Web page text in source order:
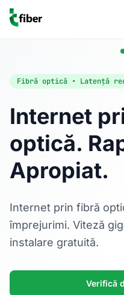
Fibră optică • Latență
Internet
optică.
Apropiat.
Internet prin fibră
împrejurimi. Viteză
instalare gratuită.
Verifică
Acasă
Internet Rezidențial
Fibră optică până la 1